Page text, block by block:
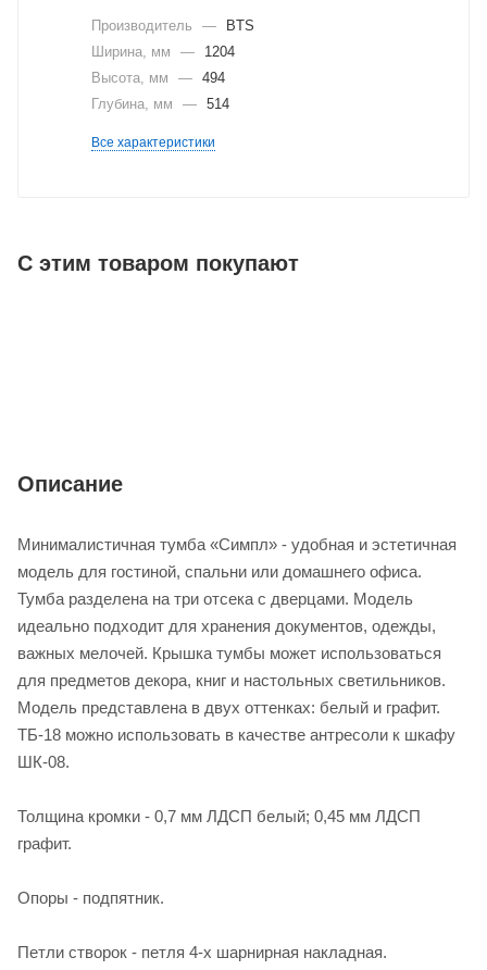
Производитель —
BTS
Ширина, мм
—
1204
Высота, мм
— 494
Глубина, мм
— 514
Все характеристики
С этим товаром покупают
Описание
Минималистичная тумба «Симпл» - удобная и эстетичная
модель для гостиной, спальни или домашнего офиса.
Тумба разделена на три отсека с дверцами. Модель
идеально подходит для хранения документов, одежды,
важных мелочей. Крышка тумбы может использоваться
для предметов декора, книг и настольных светильников.
Модель представлена в двух оттенках: белый и графит.
ТБ-18 можно использовать в качестве антресоли к шкафу
ШК-08.
Толщина кромки - 0,7 мм ЛДСП белый; 0,45 мм ЛДСП
графит.
Опоры - подпятник.
Петли створок - петля 4-х шарнирная накладная.